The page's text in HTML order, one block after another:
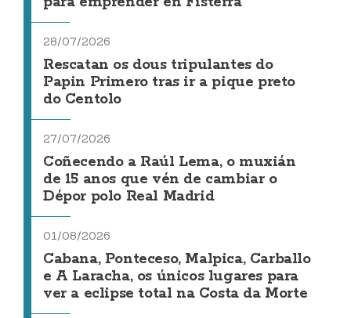
28/07/2026
Rescatan os dous tripulantes do
Papin Primero tras ir a pique preto
do Centolo
27/07/2026
Coñecendo a Raúl Lema, o muxián
de 15 anos que vén de cambiar o
Dépor polo Real Madrid
01/08/2026
Cabana, Ponteceso, Malpica, Carballo
e A Laracha, os únicos lugares para
ver a eclipse total na Costa da Morte